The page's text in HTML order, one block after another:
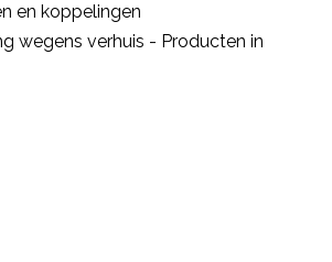
en koppelingen
wegens verhuis - Producten in